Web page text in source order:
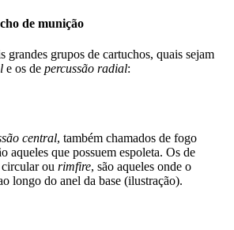
de munição
grandes grupos de cartuchos, quais sejam
e os de percussão radial:
central, também chamados de fogo
aqueles que possuem espoleta. Os de
ou rimfire, são aqueles onde o
longo do anel da base (ilustração).